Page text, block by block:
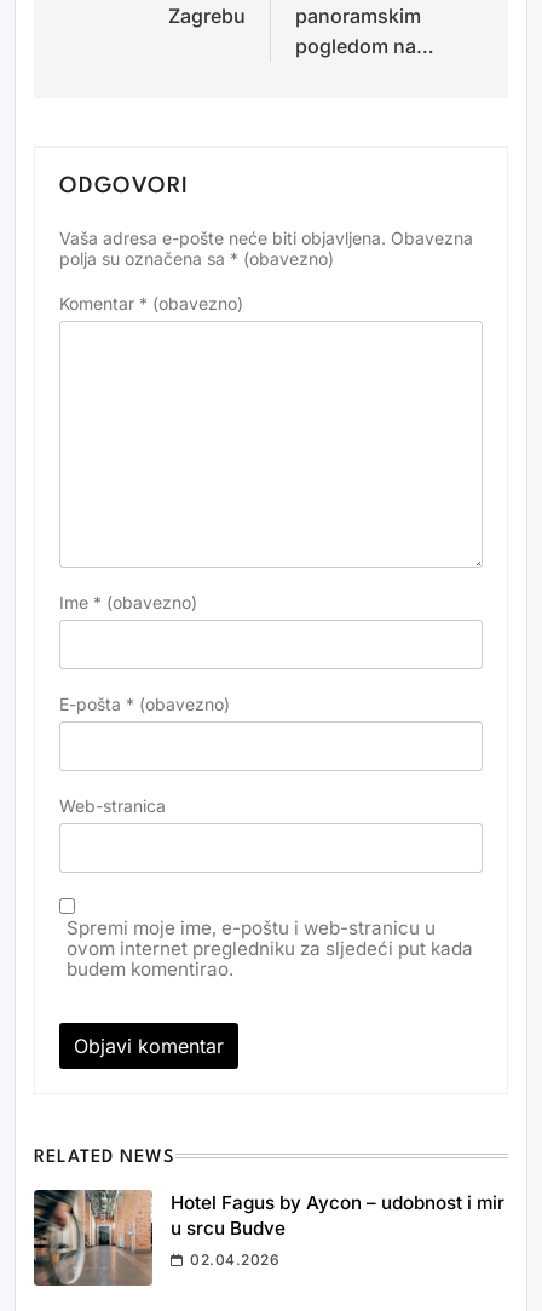
Zagrebu
panoramskim
pogledom na…
ODGOVORI
Vaša adresa e-pošte neće biti objavljena. Obavezna
polja su označena sa * (obavezno)
Komentar * (obavezno)
Ime * (obavezno)
E-pošta * (obavezno)
Web-stranica
Spremi moje ime, e-poštu i web-stranicu u
ovom internet pregledniku za sljedeći put kada
budem komentirao.
Alternative:
RELATED NEWS
Hotel Fagus by Aycon – udobnost i mir
u srcu Budve
02.04.2026